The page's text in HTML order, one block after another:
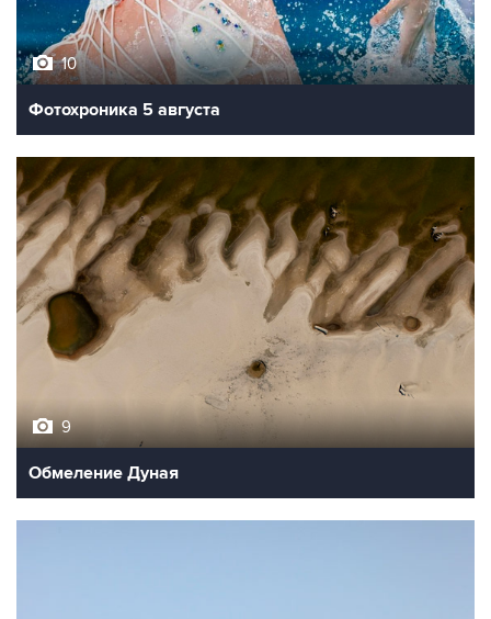
10
Фотохроника 5 августа
9
Обмеление Дуная